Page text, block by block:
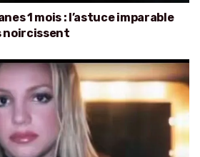
1 mois : l’astuce imparable
noircissent